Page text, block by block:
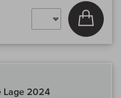
In
Lage 2024